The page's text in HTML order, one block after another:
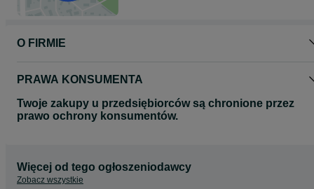
O FIRMIE
PRAWA KONSUMENTA
Twoje zakupy u przedsiębiorców są chronione przez
prawo ochrony konsumentów.
Więcej od tego ogłoszeniodawcy
Zobacz wszystkie